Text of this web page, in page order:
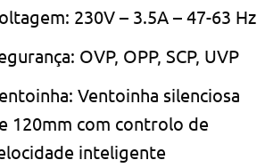
230V – 3.5A – 47-63 Hz
OVP, OPP, SCP, UVP
Ventoinha silenciosa
120mm com controlo de
inteligente